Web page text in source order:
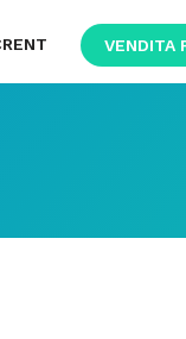
VENDITA